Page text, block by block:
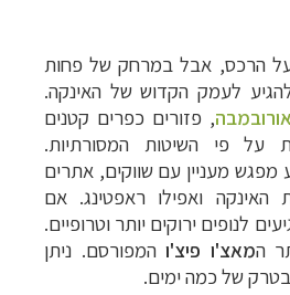
הרכס, אבל במרחק של פחות
לעמק הקדוש של האינקה.
,פזורים כפרים קטנים
על פי השיטות המסורתיות.
מפגש מעניין עםשווקים, אתרים
האינקה ואפילו ראפטינג. אם
לנופים ירוקים יותר וטרופיים.
המאצ'ו פיצ'והמפורסם. ניתן
של כמה ימים.